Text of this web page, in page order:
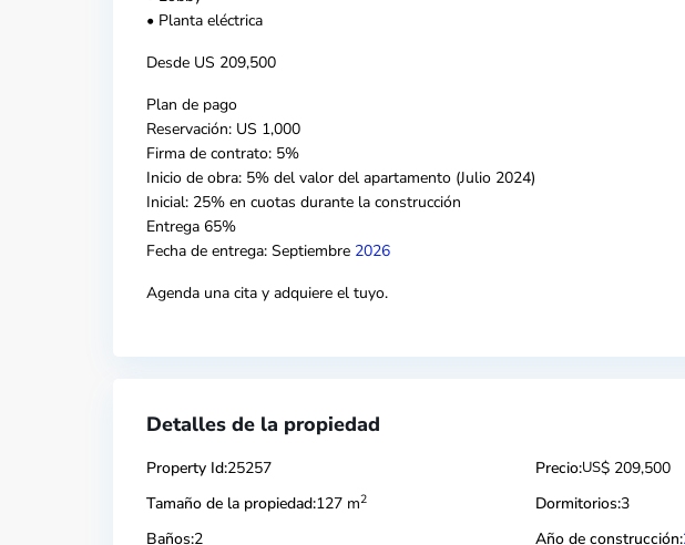
• Planta eléctrica
Desde US 209,500
Plan de pago
Reservación: US 1,000
Firma de contrato: 5%
Inicio de obra: 5% del valor del apartamento (Julio 2024)
Inicial: 25% en cuotas durante la construcción
Entrega 65%
Fecha de entrega: Septiembre 2026
Agenda una cita y adquiere el tuyo.
Detalles de la propiedad
Property Id:25257 Precio:US$ 209,500
Tamaño de la propiedad:127 m2 Dormitorios:3
Baños:2 Año de construcción: